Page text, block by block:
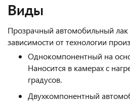
Виды
Прозрачный автомобильный лак
зависимости от технологии
Однокомпонентный на
Наносится в камерах с
градусов.
Двухкомпонентный